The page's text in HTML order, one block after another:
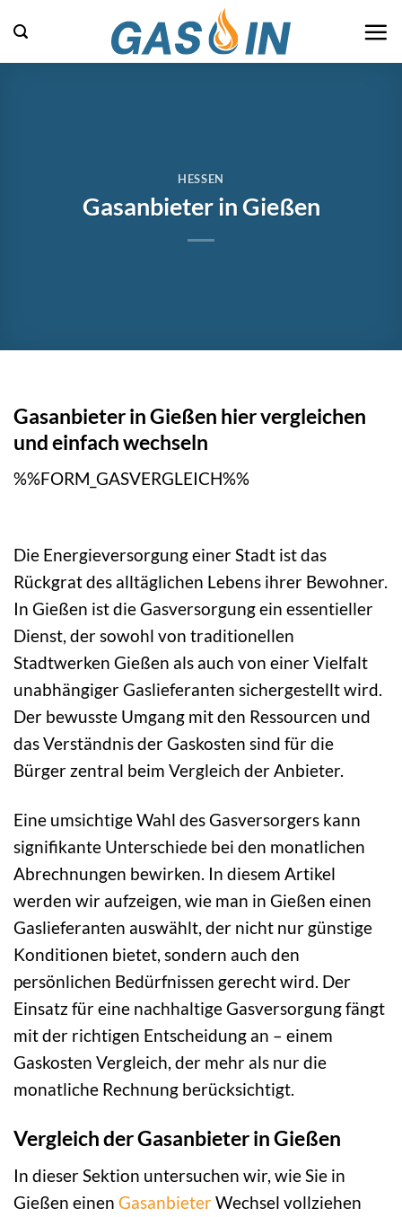
Inhalt
springen
HESSEN
Gasanbieter in Gießen
Gasanbieter in Gießen hier vergleichen
und einfach wechseln
%%FORM_GASVERGLEICH%%
Die Energieversorgung einer Stadt ist das
Rückgrat des alltäglichen Lebens ihrer Bewohner.
In Gießen ist die Gasversorgung ein essentieller
Dienst, der sowohl von traditionellen
Stadtwerken Gießen als auch von einer Vielfalt
unabhängiger Gaslieferanten sichergestellt wird.
Der bewusste Umgang mit den Ressourcen und
das Verständnis der Gaskosten sind für die
Bürger zentral beim Vergleich der Anbieter.
Eine umsichtige Wahl des Gasversorgers kann
signifikante Unterschiede bei den monatlichen
Abrechnungen bewirken. In diesem Artikel
werden wir aufzeigen, wie man in Gießen einen
Gaslieferanten auswählt, der nicht nur günstige
Konditionen bietet, sondern auch den
persönlichen Bedürfnissen gerecht wird. Der
Einsatz für eine nachhaltige Gasversorgung fängt
mit der richtigen Entscheidung an – einem
Gaskosten Vergleich, der mehr als nur die
monatliche Rechnung berücksichtigt.
Vergleich der Gasanbieter in Gießen
In dieser Sektion untersuchen wir, wie Sie in
Gießen einen GasanbieterWechsel vollziehen